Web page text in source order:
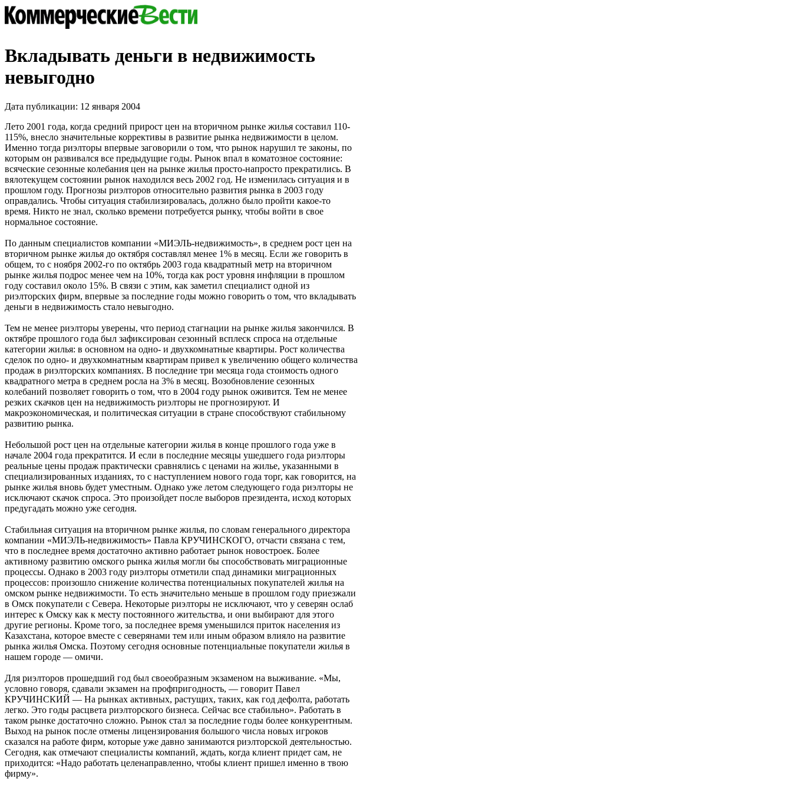
Вкладывать деньги в недвижимость
невыгодно
Дата публикации: 12 января 2004
Лето 2001 года, когда средний прирост цен на вторичном рынке жилья составил 110-
115%, внесло значительные коррективы в развитие рынка недвижимости в целом.
Именно тогда риэлторы впервые заговорили о том, что рынок нарушил те законы, по
которым он развивался все предыдущие годы. Рынок впал в коматозное состояние:
всяческие сезонные колебания цен на рынке жилья просто-напросто прекратились. В
вялотекущем состоянии рынок находился весь 2002 год. Не изменилась ситуация и в
прошлом году. Прогнозы риэлторов относительно развития рынка в 2003 году
оправдались. Чтобы ситуация стабилизировалась, должно было пройти какое-то
время. Никто не знал, сколько времени потребуется рынку, чтобы войти в свое
нормальное состояние.
По данным специалистов компании «МИЭЛЬ-недвижимость», в среднем рост цен на
вторичном рынке жилья до октября составлял менее 1% в месяц. Если же говорить в
общем, то с ноября 2002-го по октябрь 2003 года квадратный метр на вторичном
рынке жилья подрос менее чем на 10%, тогда как рост уровня инфляции в прошлом
году составил около 15%. В связи с этим, как заметил специалист одной из
риэлторских фирм, впервые за последние годы можно говорить о том, что вкладывать
деньги в недвижимость стало невыгодно.
Тем не менее риэлторы уверены, что период стагнации на рынке жилья закончился. В
октябре прошлого года был зафиксирован сезонный всплеск спроса на отдельные
категории жилья: в основном на одно- и двухкомнатные квартиры. Рост количества
сделок по одно- и двухкомнатным квартирам привел к увеличению общего количества
продаж в риэлторских компаниях. В последние три месяца года стоимость одного
квадратного метра в среднем росла на 3% в месяц. Возобновление сезонных
колебаний позволяет говорить о том, что в 2004 году рынок оживится. Тем не менее
резких скачков цен на недвижимость риэлторы не прогнозируют. И
макроэкономическая, и политическая ситуации в стране способствуют стабильному
развитию рынка.
Небольшой рост цен на отдельные категории жилья в конце прошлого года уже в
начале 2004 года прекратится. И если в последние месяцы ушедшего года риэлторы
реальные цены продаж практически сравнялись с ценами на жилье, указанными в
специализированных изданиях, то с наступлением нового года торг, как говорится, на
рынке жилья вновь будет уместным. Однако уже летом следующего года риэлторы не
исключают скачок спроса. Это произойдет после выборов президента, исход которых
предугадать можно уже сегодня.
Стабильная ситуация на вторичном рынке жилья, по словам генерального директора
компании «МИЭЛЬ-недвижимость» Павла КРУЧИНСКОГО, отчасти связана с тем,
что в последнее время достаточно активно работает рынок новостроек. Более
активному развитию омского рынка жилья могли бы способствовать миграционные
процессы. Однако в 2003 году риэлторы отметили спад динамики миграционных
процессов: произошло снижение количества потенциальных покупателей жилья на
омском рынке недвижимости. То есть значительно меньше в прошлом году приезжали
в Омск покупатели с Севера. Некоторые риэлторы не исключают, что у северян ослаб
интерес к Омску как к месту постоянного жительства, и они выбирают для этого
другие регионы. Кроме того, за последнее время уменьшился приток населения из
Казахстана, которое вместе с северянами тем или иным образом влияло на развитие
рынка жилья Омска. Поэтому сегодня основные потенциальные покупатели жилья в
нашем городе — омичи.
Для риэлторов прошедший год был своеобразным экзаменом на выживание. «Мы,
условно говоря, сдавали экзамен на профпригодность, — говорит Павел
КРУЧИНСКИЙ — На рынках активных, растущих, таких, как год дефолта, работать
легко. Это годы расцвета риэлторского бизнеса. Сейчас все стабильно». Работать в
таком рынке достаточно сложно. Рынок стал за последние годы более конкурентным.
Выход на рынок после отмены лицензирования большого числа новых игроков
сказался на работе фирм, которые уже давно занимаются риэлторской деятельностью.
Сегодня, как отмечают специалисты компаний, ждать, когда клиент придет сам, не
приходится: «Надо работать целенаправленно, чтобы клиент пришел именно в твою
фирму».